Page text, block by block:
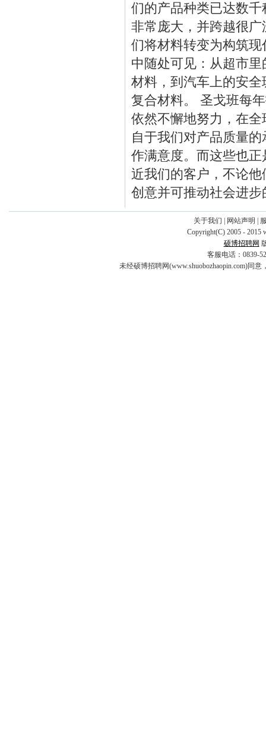
们的产品种类已达数
非常庞大，并跨越很
们将材料转变为构筑
中随处可见：从超市
材料，到汽车上的安
复合材料。 圣戈班每
依然不懈地努力，在
自于我们对产品质量
作满意度。而这些也
近我们的客户，不论
创意并可推动社会进
关于我们 网站声明
Copyright(C) 2005 - 2015
硕博招聘网
客服电话：0839-
未经硕博招聘网(www.shuobozhaopin.com)同